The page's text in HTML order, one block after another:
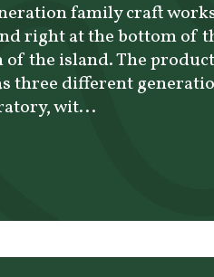
family craft
right at the bottom of
the island. The
three different
wit...